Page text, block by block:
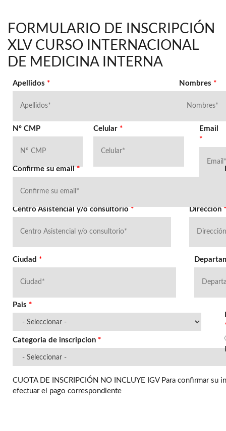
FORMULARIO DE INSCRIPCIÓN
XLV CURSO INTERNACIONAL
DE MEDICINA INTERNA
Apellidos * Nombres *
Nº CMP
Email
*
Celular *
Centro Asistencial y/o consultorio* Dirección*
Ciudad *
Categoria de inscripcion *
Confirme su email*
Pais *
CUOTA DE INSCRIPCIÓN NO INCLUYE IGV Para confirmar su
efectuar el pago correspondiente